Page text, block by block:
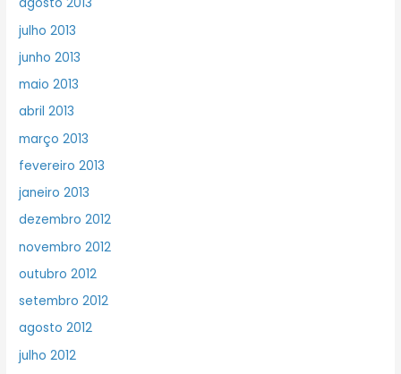
agosto 2013
julho 2013
junho 2013
maio 2013
abril 2013
março 2013
fevereiro 2013
janeiro 2013
dezembro 2012
novembro 2012
outubro 2012
setembro 2012
agosto 2012
julho 2012